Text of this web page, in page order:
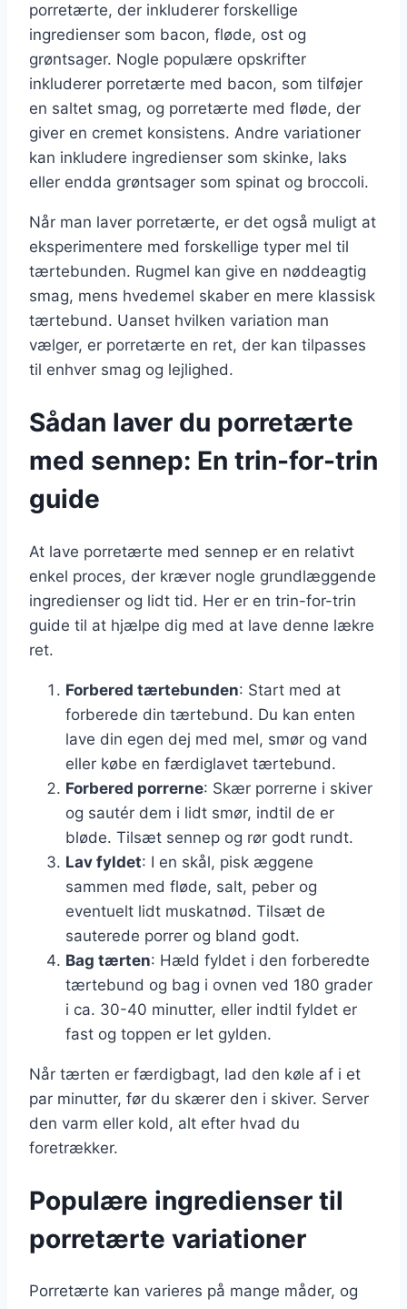
porretærte, der inkluderer forskellige
ingredienser som bacon, fløde, ost og
grøntsager. Nogle populære opskrifter
inkluderer porretærte med bacon, som tilføjer
en saltet smag, og porretærte med fløde, der
giver en cremet konsistens. Andre variationer
kan inkludere ingredienser som skinke, laks
eller endda grøntsager som spinat og broccoli.
Når man laver porretærte, er det også muligt at
eksperimentere med forskellige typer mel til
tærtebunden. Rugmel kan give en nøddeagtig
smag, mens hvedemel skaber en mere klassisk
tærtebund. Uanset hvilken variation man
vælger, er porretærte en ret, der kan tilpasses
til enhver smag og lejlighed.
Sådan laver du porretærte
med sennep: En trin-for-trin
guide
At lave porretærte med sennep er en relativt
enkel proces, der kræver nogle grundlæggende
ingredienser og lidt tid. Her er en trin-for-trin
guide til at hjælpe dig med at lave denne lækre
ret.
Forbered tærtebunden: Start med at
forberede din tærtebund. Du kan enten
lave din egen dej med mel, smør og vand
eller købe en færdiglavet tærtebund.
Forbered porrerne: Skær porrerne i skiver
og sautér dem i lidt smør, indtil de er
bløde. Tilsæt sennep og rør godt rundt.
Lav fyldet: I en skål, pisk æggene
sammen med fløde, salt, peber og
eventuelt lidt muskatnød. Tilsæt de
sauterede porrer og bland godt.
Bag tærten: Hæld fyldet i den forberedte
tærtebund og bag i ovnen ved 180 grader
i ca. 30-40 minutter, eller indtil fyldet er
fast og toppen er let gylden.
Når tærten er færdigbagt, lad den køle af i et
par minutter, før du skærer den i skiver. Server
den varm eller kold, alt efter hvad du
foretrækker.
Populære ingredienser til
porretærte variationer
Porretærte kan varieres på mange måder, og